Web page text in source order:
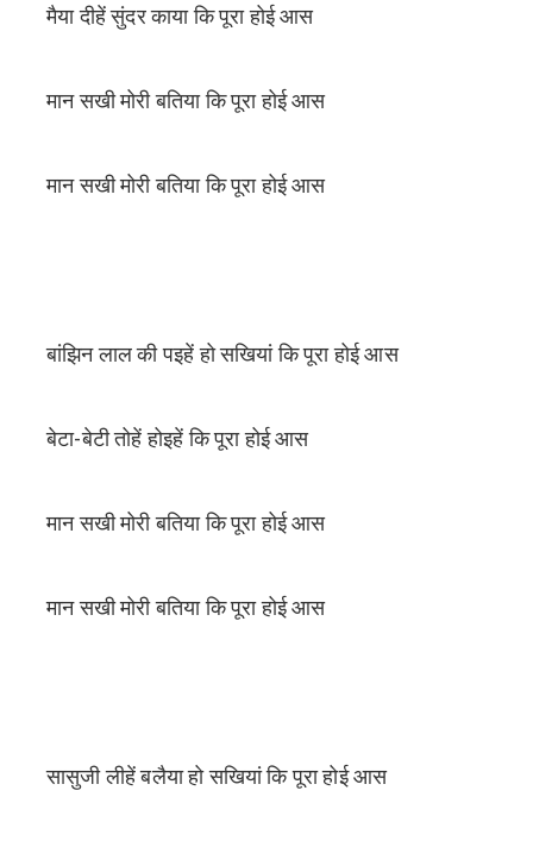
मैया दीहें सुंदर काया कि पूरा होई आस
मान सखी मोरी बतिया कि पूरा होई आस
मान सखी मोरी बतिया कि पूरा होई आस
बांझिन लाल की पइहें हो सखियां कि पूरा होई आस
बेटा-बेटी तोहें होइहें कि पूरा होई आस
मान सखी मोरी बतिया कि पूरा होई आस
मान सखी मोरी बतिया कि पूरा होई आस
सासुजी लीहें बलैया हो सखियां कि पूरा होई आस